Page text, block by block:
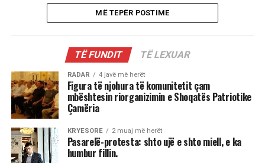
MË TEPËR POSTIME
TË FUNDIT TË LEXUAR
RADAR 4 javë më herët
Figura të njohura të komunitetit çam
mbështesin riorganizimin e Shoqatës Patriotike
Çamëria
KRYESORE 2 muaj më herët
Pasarelë-protesta: shto ujë e shto miell, e ka
humbur fillin.